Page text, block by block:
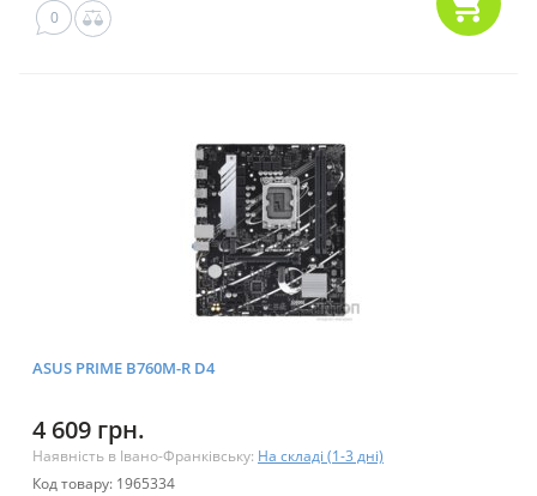
0
ASUS PRIME B760M-R D4
4 609 грн.
Наявність в Івано-Франківську: На складі (1-3 дні)
Код товару: 1965334